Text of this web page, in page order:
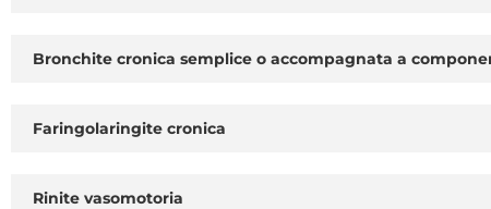
Bronchite cronica semplice o accompagnata a
Faringolaringite cronica
Rinite vasomotoria